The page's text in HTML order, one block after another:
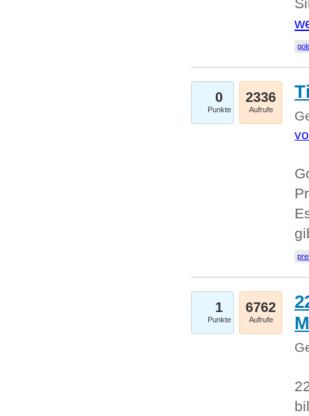
0
Punkte
2336
Aufrufe
1
Punkte
6762
Aufrufe